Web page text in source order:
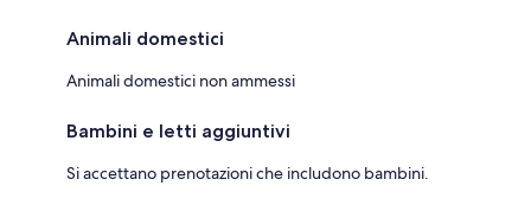
Animali domestici
Animali domestici non ammessi
Bambini e letti aggiuntivi
Si accettano prenotazioni che includono bambini.